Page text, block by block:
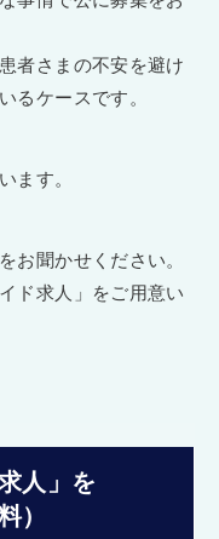
者さまの不安を避け
るケースです。
ます。
お聞かせください。
ド求人」をご用意い
人」を
）